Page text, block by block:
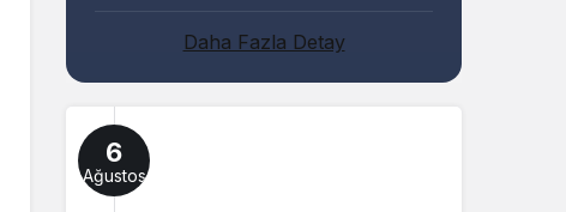
Daha Fazla Detay
6
Ağustos